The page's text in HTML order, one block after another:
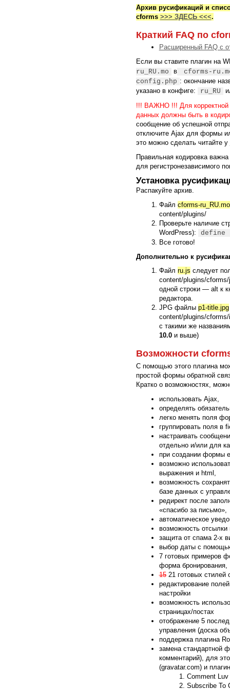
Архив русификаций и
cforms >>> ЗДЕСЬ <<<.
Краткий FAQ по
Расширенный FAQ с
Если вы ставите плагин на
ru_RU.mo
в
cforms-
config.php : окончание
указано в конфиге:
ru_RU
!!! ВАЖНО !!! Для корректной
данных должны быть в
сообщение об успешной
отключите Ajax для формы
это можно сделать читайте у
Правильная кодировка
для регистронезависимого
Установка
Распакуйте архив.
Файл cforms-ru_RU.mo
content/plugins/
Проверьте наличие
WordPress):
define
Все готово!
Дополнительно к
Файл ru.js следует
content/plugins/
одной строки — alt к
редактора.
JPG файлы p1-title.jpg
content/plugins/
с такими же
10.0и выше)
Возможности
С помощью этого плагина
простой формы обратной
Кратко о возможностях,
использовать Ajax,
определять
легко менять поля
группировать поля в
настраивать
отдельно и/или для
при создании формы
возможно
выражения и html,
возможность
базе данных с
редирект после
«спасибо за письмо»,
автоматическое
возможность отсылки
защита от спама 2-х
выбор даты с
7 готовых примеров
форма бронирования,
1521 готовых
редактирование
настройки
возможность
страницах/постах
отображение 5
управления (доска
поддержка плагина
замена стандартной
комментарий), для
(gravatar.com) и
Comment Luv
Subscribe To